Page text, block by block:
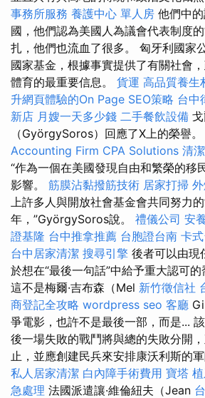
事務所服務 養護中心 單人房 他們中
國，他們認為美國人為議會代表制度
扎，他們也流血了很多。 匈牙利國家
國家基金，根據事實提供了有關社會
體育的最重要信息。 貨運 高品質養生
升網頁體驗的On Page SEO策略 台中
新店 月嫂一天多少錢 二手餐飲設備
（GyörgySoros）回應了X上的榮譽。
Accounting Firm CPA Solutions 清潔
“作為一個在美國發現自由和繁榮的移
影響。 筋膜沾黏撥筋技術 居家打掃
上許多人與開放社會基金會共同努力
年，”GyörgySoros說。 禮儀公司 安
證基隆 台中推拿推薦 台胞證台南 卡
台中居家清潔 搜尋引擎 後者可以由現
於想在“最後一句話”中給予重大認可的
這不是梅爾·吉布森（Mel 新竹徵信社
商登記全攻略 wordpress seo 客廳
爭電影，也許不是最後一部，而是...
後一場失敗的戰鬥將與總的失敗分開
止，並應創建民兵來安排康沃利斯的軍
私人居家清潔 白內障手術費用 寶塔
急處理 法國派遣讓·維倫紐夫（Jean